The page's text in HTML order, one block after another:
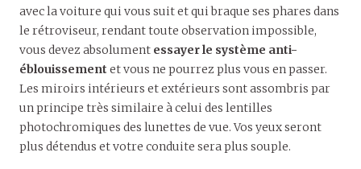
avec la voiture qui vous suit et qui braque ses phares dans
le rétroviseur, rendant toute observation impossible,
vous devez absolument essayer le système anti-
éblouissement et vous ne pourrez plus vous en passer.
Les miroirs intérieurs et extérieurs sont assombris par
un principe très similaire à celui des lentilles
photochromiques des lunettes de vue. Vos yeux seront
plus détendus et votre conduite sera plus souple.